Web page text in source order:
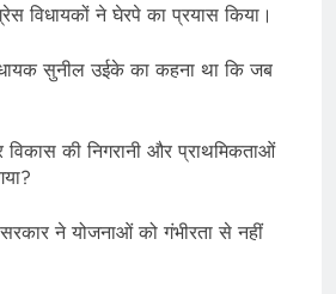
विधायकों ने घेरपे का प्रयास किया।
सुनील उईके का कहना था कि जब
विकास की निगरानी और प्राथमिकताओं
ने योजनाओं को गंभीरता से नहीं